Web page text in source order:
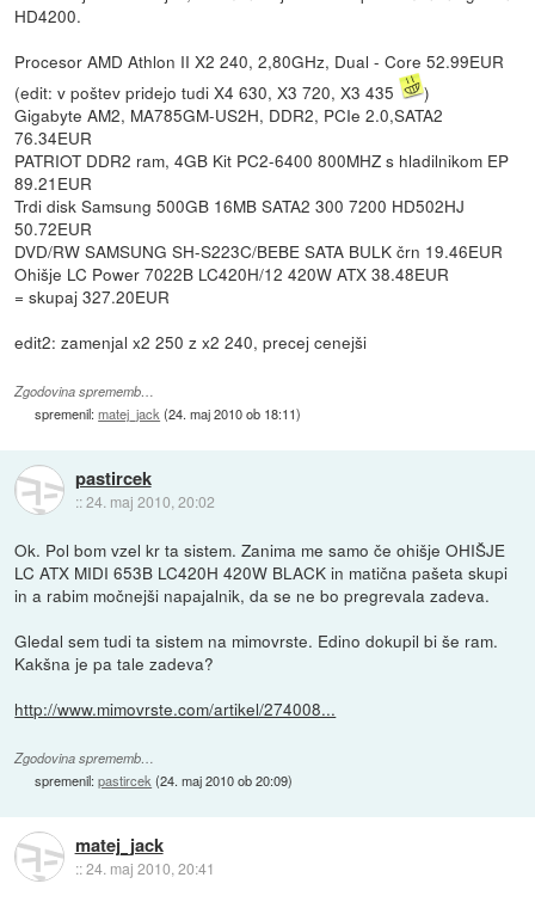
HD4200.
Procesor AMD Athlon II X2 240, 2,80GHz, Dual - Core 52.99EUR
(edit: v poštev pridejo tudi X4 630, X3 720, X3 435
)
Gigabyte AM2, MA785GM-US2H, DDR2, PCIe 2.0,SATA2
76.34EUR
PATRIOT DDR2 ram, 4GB Kit PC2-6400 800MHZ s hladilnikom EP
89.21EUR
Trdi disk Samsung 500GB 16MB SATA2 300 7200 HD502HJ
50.72EUR
DVD/RW SAMSUNG SH-S223C/BEBE SATA BULK črn 19.46EUR
Ohišje LC Power 7022B LC420H/12 420W ATX 38.48EUR
= skupaj 327.20EUR
edit2: zamenjal x2 250 z x2 240, precej cenejši
Zgodovina sprememb…
spremenil:matej_jack (24. maj 2010 ob 18:11)
pastircek
::24. maj 2010, 20:02
Ok. Pol bom vzel kr ta sistem. Zanima me samo če ohišje OHIŠJE
LC ATX MIDI 653B LC420H 420W BLACK in matična pašeta skupi
in a rabim močnejši napajalnik, da se ne bo pregrevala zadeva.
Gledal sem tudi ta sistem na mimovrste. Edino dokupil bi še ram.
Kakšna je pa tale zadeva?
http://www.mimovrste.com/artikel/274008...
Zgodovina sprememb…
spremenil:pastircek (24. maj 2010 ob 20:09)
matej_jack
::24. maj 2010, 20:41